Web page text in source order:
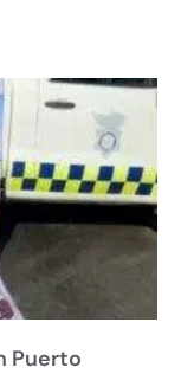
Puerto